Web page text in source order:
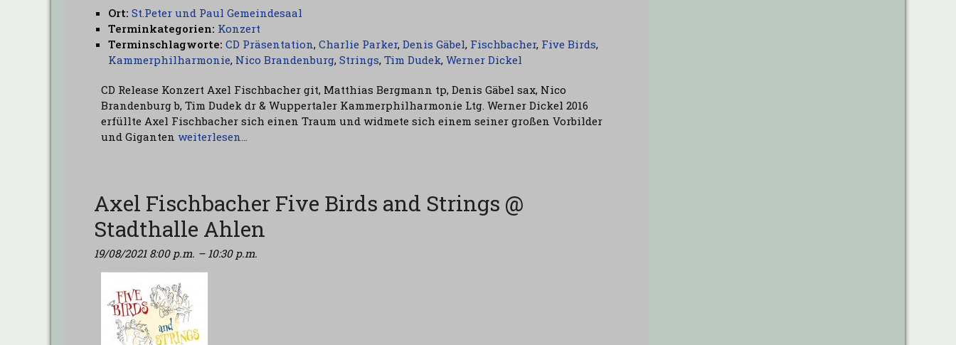
Ort: St.Peter und Paul Gemeindesaal
Terminkategorien: Konzert
Terminschlagworte: CD Präsentation, Charlie Parker, Denis Gäbel, Fischbacher, Five Birds,
Kammerphilharmonie, Nico Brandenburg, Strings, Tim Dudek, Werner Dickel
CD Release Konzert Axel Fischbacher git, Matthias Bergmann tp, Denis Gäbel sax, Nico
Brandenburg b, Tim Dudek dr & Wuppertaler Kammerphilharmonie Ltg. Werner Dickel 2016
erfüllte Axel Fischbacher sich einen Traum und widmete sich einem seiner großen Vorbilder
und Giganten weiterlesen…
Axel Fischbacher Five Birds and Strings @
Stadthalle Ahlen
19/08/2021 8:00 p.m. – 10:30 p.m.